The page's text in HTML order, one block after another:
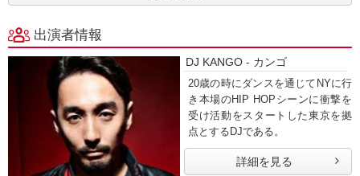
出演者情報
DJ KANGO - カンゴ
20歳の時にダンスを通じてNYに行
き本場のHIP HOPシーンに衝撃を
受け活動をスタートした東京を拠
点とするDJである。
詳細を見る